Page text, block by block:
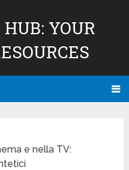
YOUR
e nella TV: